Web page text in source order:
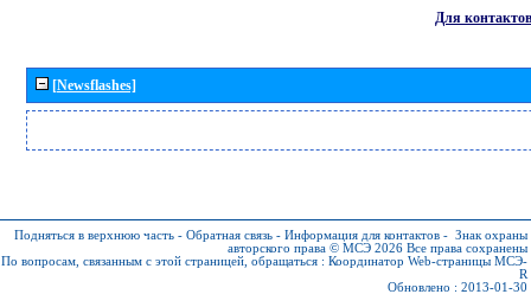
Для контактов
[Newsflashes]
Подняться в верхнюю часть - Обратная связь - Информация для контактов - Знак охраны
авторского права © МСЭ 2026 Все права сохранены
По вопросам, связанным с этой страницей, обращаться : Координатор Web-страницы МСЭ-
R
Обновлено : 2013-01-30